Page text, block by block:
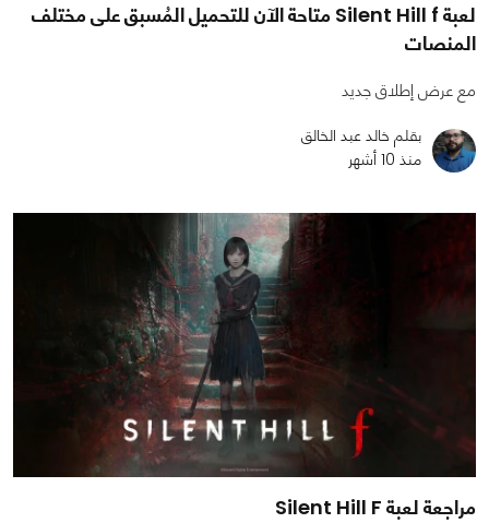
لعبة Silent Hill f متاحة الآن للتحميل المُسبق على مختلف
المنصات
مع عرض إطلاق جديد
بقلم خالد عبد الخالق
منذ 10 أشهر
مراجعة لعبة Silent Hill F